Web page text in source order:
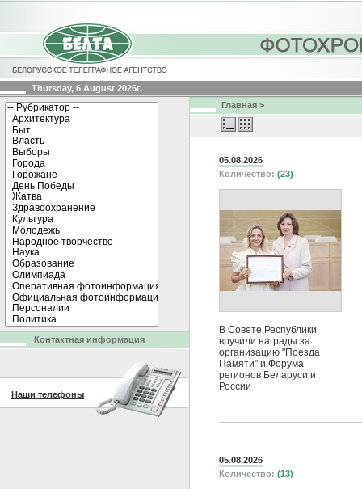
Thursday, 6 August 2026г.
Главная >
05.08.2026
Количество: (23)
В Совете Республики
вручили награды за
организацию "Поезда
Памяти" и Форума
регионов Беларуси и
России
05.08.2026
Количество: (13)
Контактная информация
Наши телефоны